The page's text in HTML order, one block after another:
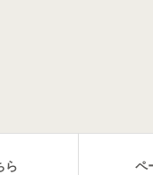
ら ペ